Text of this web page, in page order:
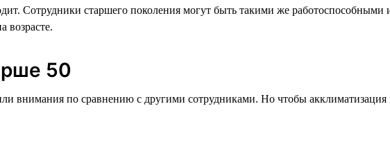
Сотрудники старшего поколения могут быть такими же
возрасте.
50
внимания по сравнению с другими сотрудниками. Но чтобы